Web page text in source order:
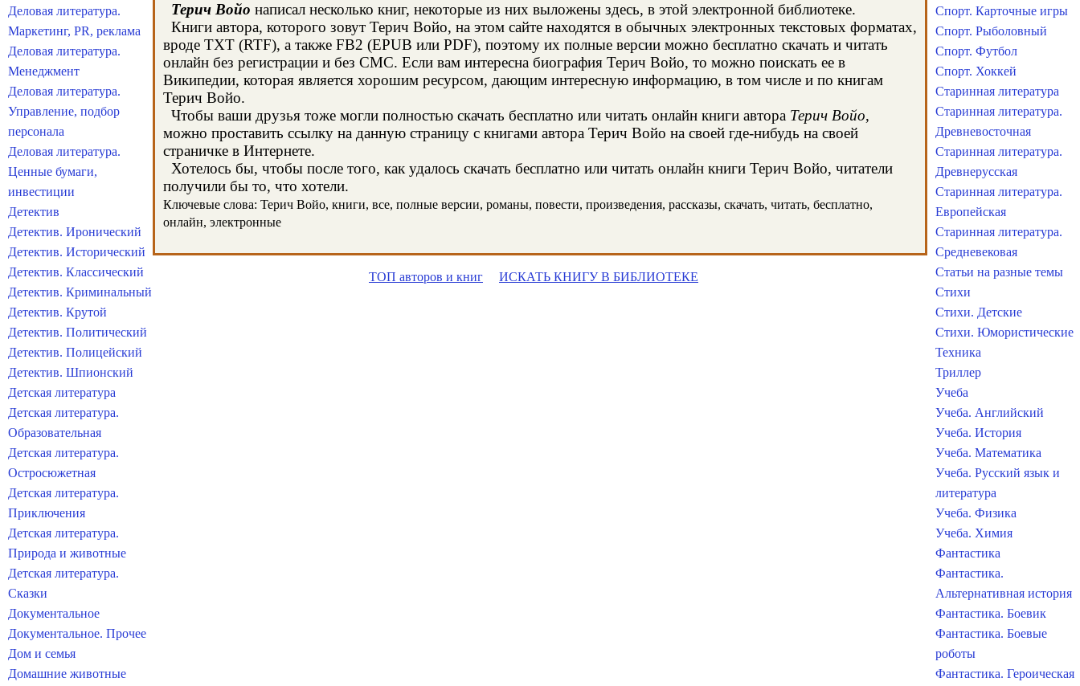
Терич Войо написал несколько книг, некоторые из них выложены здесь, в этой электронной библиотеке.
Книги автора, которого зовут Терич Войо, на этом сайте находятся в обычных электронных текстовых форматах,
вроде TXT (RTF), а также FB2 (EPUB или PDF), поэтому их полные версии можно бесплатно скачать и читать
онлайн без регистрации и без СМС. Если вам интересна биография Терич Войо, то можно поискать ее в
Википедии, которая является хорошим ресурсом, дающим интересную информацию, в том числе и по книгам
Терич Войо.
Чтобы ваши друзья тоже могли полностью скачать бесплатно или читать онлайн книги автора Терич Войо,
можно проставить ссылку на данную страницу с книгами автора Терич Войо на своей где-нибудь на своей
страничке в Интернете.
Хотелось бы, чтобы после того, как удалось скачать бесплатно или читать онлайн книги Терич Войо, читатели
получили бы то, что хотели.
Ключевые слова: Терич Войо, книги, все, полные версии, романы, повести, произведения, рассказы, скачать, читать, бесплатно,
онлайн, электронные
ТОП авторов и книг ИСКАТЬ КНИГУ В БИБЛИОТЕКЕ
Деловая литература.
Маркетинг, PR, реклама
Деловая литература.
Менеджмент
Деловая литература.
Управление, подбор
персонала
Деловая литература.
Ценные бумаги,
инвестиции
Детектив
Детектив. Иронический
Детектив. Исторический
Детектив. Классический
Детектив. Криминальный
Детектив. Крутой
Детектив. Политический
Детектив. Полицейский
Детектив. Шпионский
Детская литература
Детская литература.
Образовательная
Детская литература.
Остросюжетная
Детская литература.
Приключения
Детская литература.
Природа и животные
Детская литература.
Сказки
Документальное
Документальное. Прочее
Дом и семья
Домашние животные
Спорт. Карточные игры
Спорт. Рыболовный
Спорт. Футбол
Спорт. Хоккей
Старинная литература
Старинная литература.
Древневосточная
Старинная литература.
Древнерусская
Старинная литература.
Европейская
Старинная литература.
Средневековая
Статьи на разные темы
Стихи
Стихи. Детские
Стихи. Юмористические
Техника
Триллер
Учеба
Учеба. Английский
Учеба. История
Учеба. Математика
Учеба. Русский язык и
литература
Учеба. Физика
Учеба. Химия
Фантастика
Фантастика.
Альтернативная история
Фантастика. Боевик
Фантастика. Боевые
роботы
Фантастика. Героическая